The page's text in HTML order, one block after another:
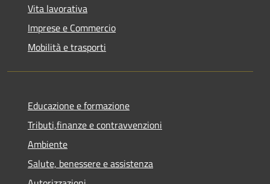
Vita lavorativa
Imprese e Commercio
Mobilità e trasporti
Educazione e formazione
Tributi,finanze e contravvenzioni
Ambiente
Salute, benessere e assistenza